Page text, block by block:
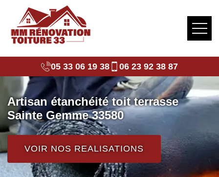
05 33 06 19 38 06 23 92 38 87
Artisan étanchéité toit terrasse
Sainte Gemme 33580
VOIR NOS REALISATIONS